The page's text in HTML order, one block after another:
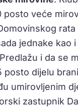
posto veće
rata
jednake kao
i da se
posto dijelu
umirovljenim
zastupnik